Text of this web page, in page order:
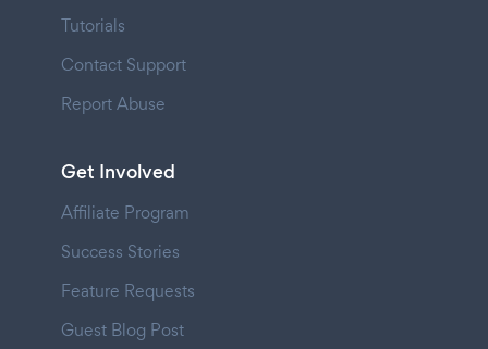
Tutorials
Contact Support
Report Abuse
Get Involved
Affiliate Program
Success Stories
Feature Requests
Guest Blog Post